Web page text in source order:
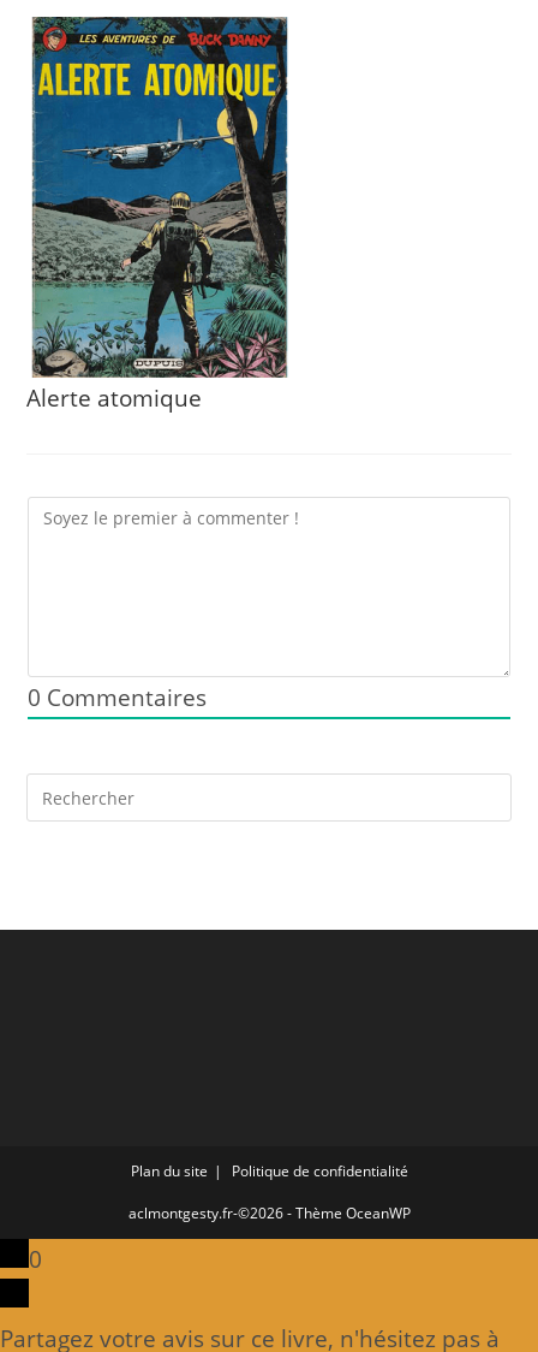
Alerte atomique
0 Commentaires
Plan du site Politique de confidentialité
aclmontgesty.fr-©2026 - Thème OceanWP
0
Partagez votre avis sur ce livre, n'hésitez pas à